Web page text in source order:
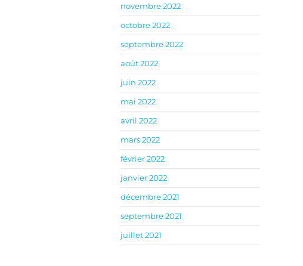
novembre 2022
octobre 2022
septembre 2022
août 2022
juin 2022
mai 2022
avril 2022
mars 2022
février 2022
janvier 2022
décembre 2021
septembre 2021
juillet 2021